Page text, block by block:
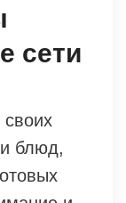
сети
блюд,